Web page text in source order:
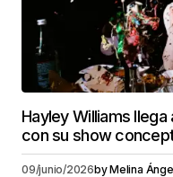
Hayley Williams
con su show
09/junio/2026byMelina